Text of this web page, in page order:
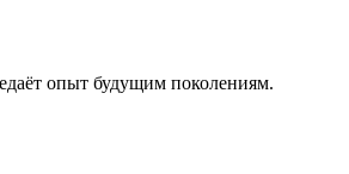
опыт будущим поколениям.